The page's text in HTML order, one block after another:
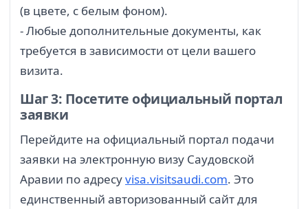
(в цвете, с белым фоном).
- Любые дополнительные документы, как
требуется в зависимости от цели вашего
визита.
Шаг 3: Посетите официальный портал
заявки
Перейдите на официальный портал подачи
заявки на электронную визу Саудовской
Аравии по адресуvisa.visitsaudi.com. Это
единственный авторизованный сайт для